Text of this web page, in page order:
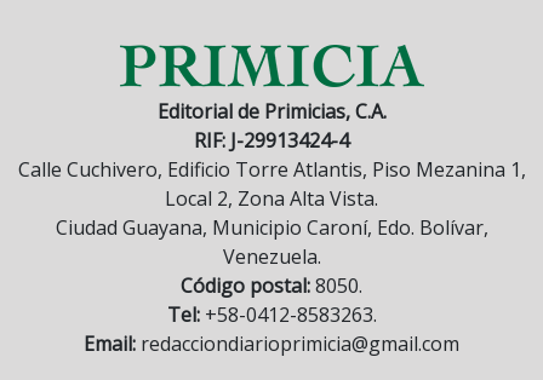
Editorial de Primicias, C.A.
RIF: J-29913424-4
Calle Cuchivero, Edificio Torre Atlantis, Piso Mezanina 1,
Local 2, Zona Alta Vista.
Ciudad Guayana, Municipio Caroní, Edo. Bolívar,
Venezuela.
Código postal:8050.
Tel:+58-0412-8583263.
Email: redacciondiarioprimicia@gmail.com